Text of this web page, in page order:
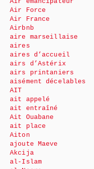
Air Force
Air France
Airbnb
aire marseillaise
aires
aires d’accueil
airs d’Astérix
airs printaniers
aisément décelables
AIT
ait appelé
ait entraîné
Ait Ouabane
ait place
Aiton
ajoute Maeve
Akcija
al-Islam